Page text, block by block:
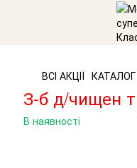
ВСІ АКЦІЇ
З-б д/чищен
В наявності